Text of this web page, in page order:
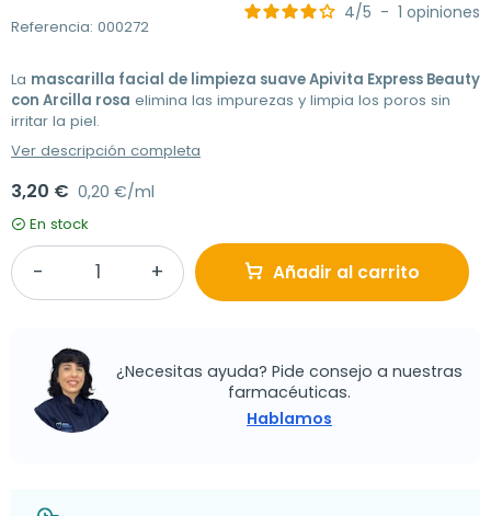
Referencia: 000272
4/5 - 1 opiniones
La mascarilla facial de limpieza suave Apivita Express Beauty
con Arcilla rosa elimina las impurezas y limpia los poros sin
irritar la piel.
Ver descripción completa
3,20 € 0,20 €/ml
En stock
Añadir al carrito
¿Necesitas ayuda? Pide consejo a nuestras
farmacéuticas.
Hablamos